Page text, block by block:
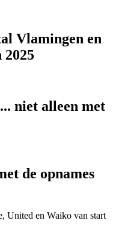
Vlamingen en
niet alleen met
de opnames
United en Waiko van start